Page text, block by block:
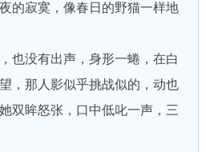
的寂寞，像春日的野猫一样地
没有出声，身形一蜷，在白
，那人影似乎挑战似的，动也
双眸怒张，口中低叱一声，三